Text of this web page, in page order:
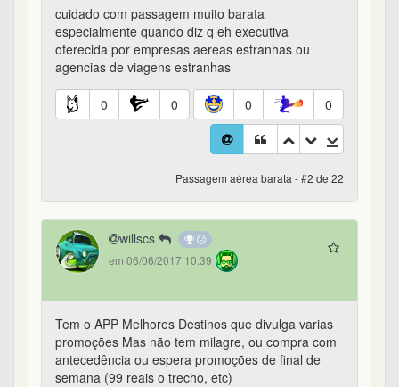
cuidado com passagem muito barata
especialmente quando diz q eh executiva
oferecida por empresas aereas estranhas ou
agencias de viagens estranhas
0 0 0 0
Passagem aérea barata - #2 de 22
willscs
em 06/06/2017 10:39
Tem o APP Melhores Destinos que divulga varias
promoções Mas não tem milagre, ou compra com
antecedência ou espera promoções de final de
semana (99 reais o trecho, etc)